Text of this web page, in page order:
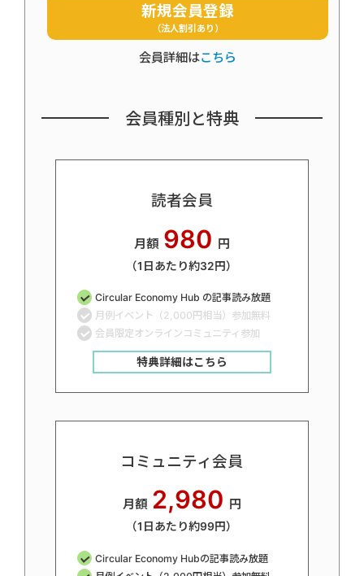
新規会員登録
（法人割引あり）
会員詳細はこちら
会員種別と特典
読者会員
月額 980 円
（1日あたり約32円）
Circular Economy Hub の記事読み放題
月例イベント（2,000円相当）参加無料
会員限定オンラインコミュニティ参加
特典詳細はこちら
コミュニティ会員
月額 2,980 円
（1日あたり約99円）
Circular Economy Hubの記事読み放題